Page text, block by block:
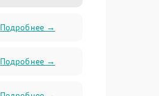
Подробнее →
Подробнее →